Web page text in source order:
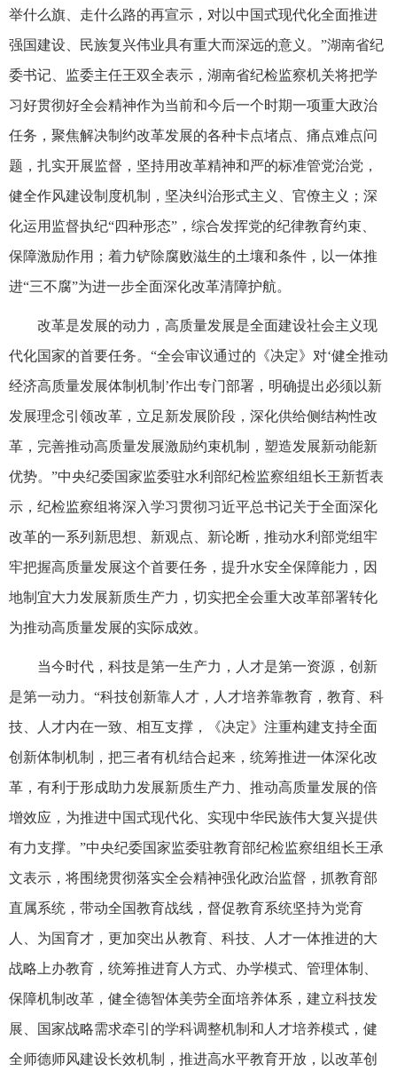
举什么旗、走什么路的再宣示，对以中国式现代化全面推进
强国建设、民族复兴伟业具有重大而深远的意义。”湖南省纪
委书记、监委主任王双全表示，湖南省纪检监察机关将把学
习好贯彻好全会精神作为当前和今后一个时期一项重大政治
任务，聚焦解决制约改革发展的各种卡点堵点、痛点难点问
题，扎实开展监督，坚持用改革精神和严的标准管党治党，
健全作风建设制度机制，坚决纠治形式主义、官僚主义；深
化运用监督执纪“四种形态”，综合发挥党的纪律教育约束、
保障激励作用；着力铲除腐败滋生的土壤和条件，以一体推
进“三不腐”为进一步全面深化改革清障护航。
改革是发展的动力，高质量发展是全面建设社会主义现
代化国家的首要任务。“全会审议通过的《决定》对‘健全推动
经济高质量发展体制机制’作出专门部署，明确提出必须以新
发展理念引领改革，立足新发展阶段，深化供给侧结构性改
革，完善推动高质量发展激励约束机制，塑造发展新动能新
优势。”中央纪委国家监委驻水利部纪检监察组组长王新哲表
示，纪检监察组将深入学习贯彻习近平总书记关于全面深化
改革的一系列新思想、新观点、新论断，推动水利部党组牢
牢把握高质量发展这个首要任务，提升水安全保障能力，因
地制宜大力发展新质生产力，切实把全会重大改革部署转化
为推动高质量发展的实际成效。
当今时代，科技是第一生产力，人才是第一资源，创新
是第一动力。“科技创新靠人才，人才培养靠教育，教育、科
技、人才内在一致、相互支撑，《决定》注重构建支持全面
创新体制机制，把三者有机结合起来，统筹推进一体深化改
革，有利于形成助力发展新质生产力、推动高质量发展的倍
增效应，为推进中国式现代化、实现中华民族伟大复兴提供
有力支撑。”中央纪委国家监委驻教育部纪检监察组组长王承
文表示，将围绕贯彻落实全会精神强化政治监督，抓教育部
直属系统，带动全国教育战线，督促教育系统坚持为党育
人、为国育才，更加突出从教育、科技、人才一体推进的大
战略上办教育，统筹推进育人方式、办学模式、管理体制、
保障机制改革，健全德智体美劳全面培养体系，建立科技发
展、国家战略需求牵引的学科调整机制和人才培养模式，健
全师德师风建设长效机制，推进高水平教育开放，以改革创